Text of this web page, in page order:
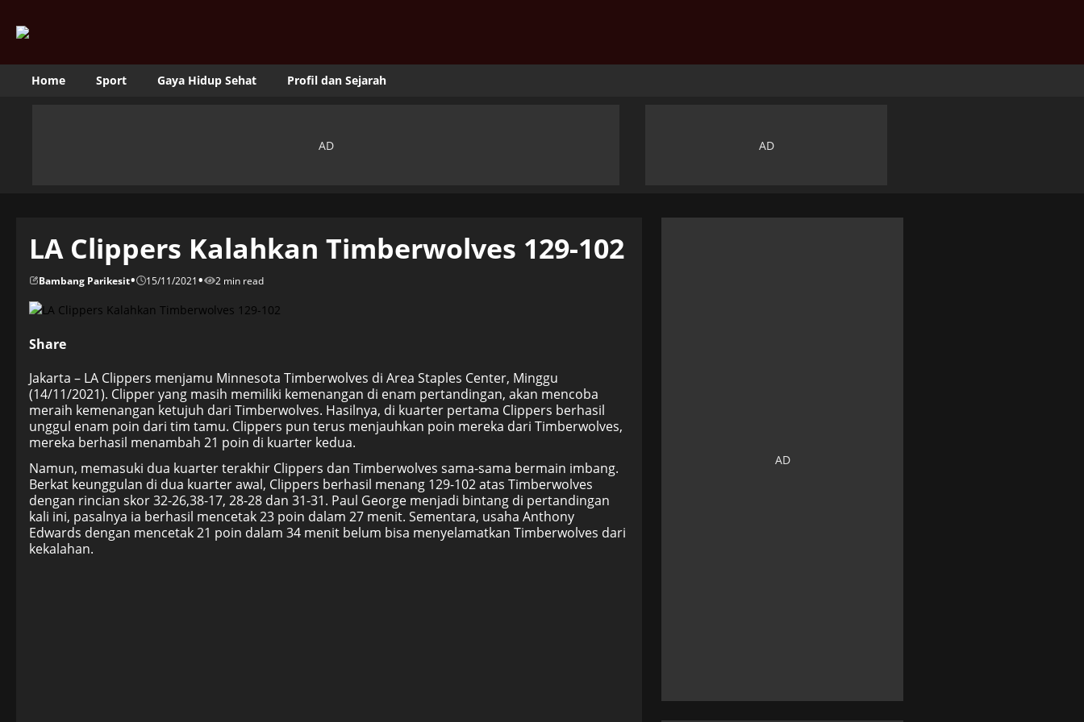
Home Sport Gaya Hidup Sehat Profil dan Sejarah
LA Clippers Kalahkan Timberwolves 129-102
Bambang Parikesit• 15/11/2021• 2 min read
Share
Jakarta – LA Clippers menjamu Minnesota Timberwolves di Area Staples Center, Minggu
(14/11/2021). Clipper yang masih memiliki kemenangan di enam pertandingan, akan mencoba
meraih kemenangan ketujuh dari Timberwolves. Hasilnya, di kuarter pertama Clippers berhasil
unggul enam poin dari tim tamu. Clippers pun terus menjauhkan poin mereka dari Timberwolves,
mereka berhasil menambah 21 poin di kuarter kedua.
Namun, memasuki dua kuarter terakhir Clippers dan Timberwolves sama-sama bermain imbang.
Berkat keunggulan di dua kuarter awal, Clippers berhasil menang 129-102 atas Timberwolves
dengan rincian skor 32-26,38-17, 28-28 dan 31-31. Paul George menjadi bintang di pertandingan
kali ini, pasalnya ia berhasil mencetak 23 poin dalam 27 menit. Sementara, usaha Anthony
Edwards dengan mencetak 21 poin dalam 34 menit belum bisa menyelamatkan Timberwolves dari
kekalahan.